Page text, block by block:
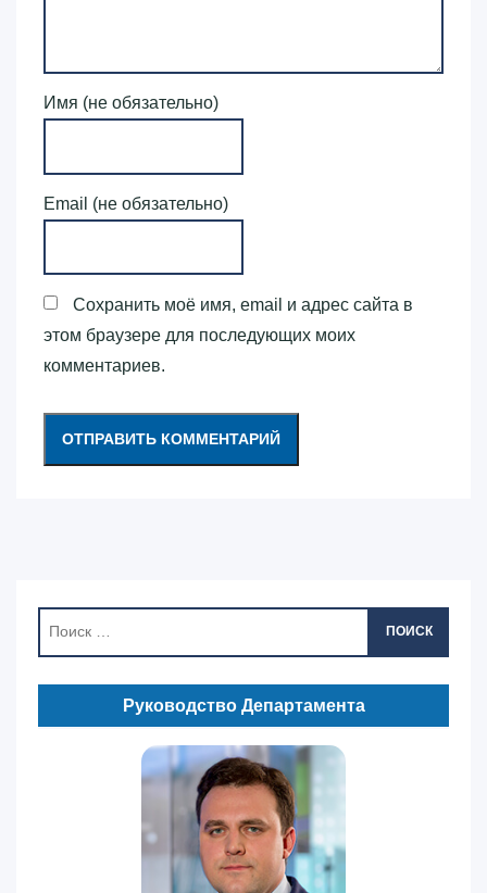
Имя (не обязательно)
Email (не обязательно)
Сохранить моё имя, email и адрес сайта в
этом браузере для последующих моих
комментариев.
ПОИСК
Руководство Департамента